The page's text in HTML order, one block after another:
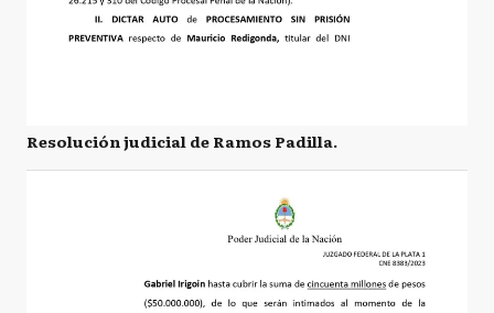
Resolución judicial de Ramos Padilla.